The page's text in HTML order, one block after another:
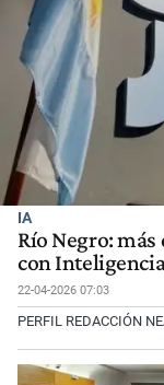
IA
Río Negro:
con
22-04-2026 07:03
PERFIL REDACCIÓN